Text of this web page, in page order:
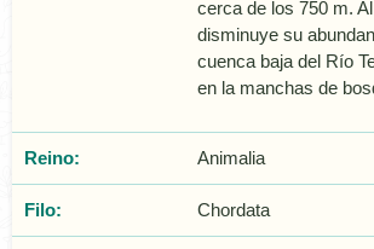
cerca de los 750 m.
disminuye su
cuenca baja del Río
en la manchas de
Reino: Animalia
Filo: Chordata